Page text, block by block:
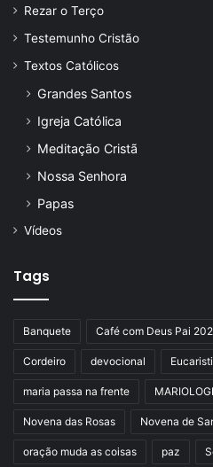
Rezar o Terço
Testemunho Cristão
Textos Católicos
Grandes Santos
Igreja Católica
Meditação Cristã
Nossa Senhora
Papas
Vídeos
Tags
Banquete Café com Deus Pai
Cordeiro devocional
maria passa na frente
Novena das Rosas Novena de
oração muda as coisas paz